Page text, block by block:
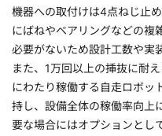
機器への取付けは4点ねじ止
にばねやベアリングなどの複
必要がないため設計工数や実
また、1万回以上の挿抜に耐
にわたり稼働する自走ロボッ
持し、設備全体の稼働率向上
要な場合にはオプションとし